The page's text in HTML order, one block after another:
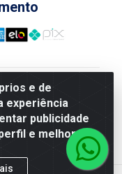
e de
experiência
publicidade
e melhorar a
Construção LTDA
Penha, Rio de
11.003.135/0001-